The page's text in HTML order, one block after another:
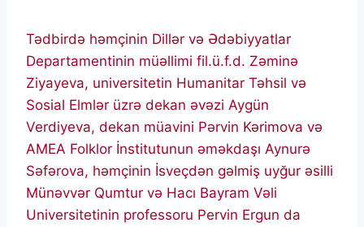
Tədbirdə həmçinin Dillər və Ədəbiyyatlar
Departamentinin müəllimi fil.ü.f.d. Zəminə
Ziyayeva, universitetin Humanitar Təhsil və
Sosial Elmlər üzrə dekan əvəzi Aygün
Verdiyeva, dekan müavini Pərvin Kərimova və
AMEA Folklor İnstitutunun əməkdaşı Aynurə
Səfərova, həmçinin İsveçdən gəlmiş uyğur əsilli
Münəvvər Qumtur və Hacı Bayram Vəli
Universitetinin professoru Pervin Ergun da